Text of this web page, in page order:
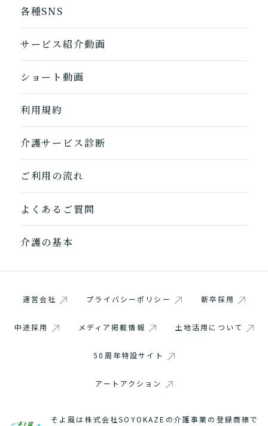
1つ前に戻る
1つ前に戻る
1つ前に戻る
1つ前に戻る
1つ前に戻る
1つ前に戻る
1つ前に戻る
各種SNS
サービス紹介動画
ショート動画
利用規約
介護サービス診断
ご利用の流れ
よくあるご質問
介護の基本
運営会社 プライバシーポリシー 新卒採用
中途採用 メディア掲載情報 土地活用について
50周年特設サイト
アートアクション
そよ風は株式会社SOYOKAZEの介護事業の登録商標で